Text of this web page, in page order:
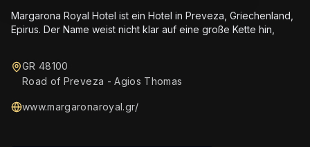
Margarona Royal Hotel ist ein Hotel in Preveza, Griechenland,
Epirus. Der Name weist nicht klar auf eine große Kette hin,
GR 48100
Road of Preveza - Agios Thomas
www.margaronaroyal.gr/